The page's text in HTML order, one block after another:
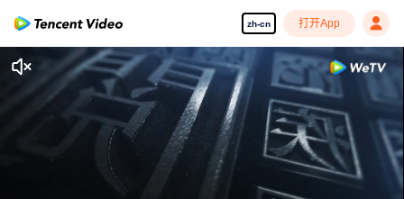
zh-cn 打开App